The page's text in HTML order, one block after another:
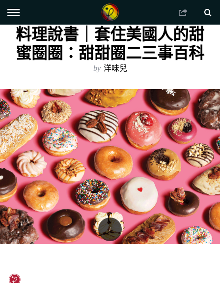
料理說書｜套住美國人的甜
蜜圈圈：甜甜圈二三事百科
by 洋味兒